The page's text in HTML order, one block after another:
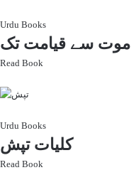
Urdu Books
موت سے قیامت تک
Read Book
Urdu Books
کلیات تپش
Read Book